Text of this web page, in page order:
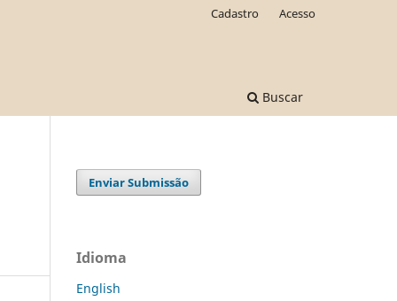
Buscar
Cadastro Acesso
Enviar Submissão
Idioma
English